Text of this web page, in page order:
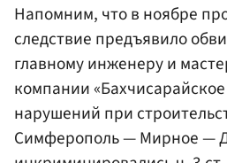
Напомним, что в ноябре
следствие предъявило
главному инженеру и
компании
нарушений при
Симферополь — Мирное —